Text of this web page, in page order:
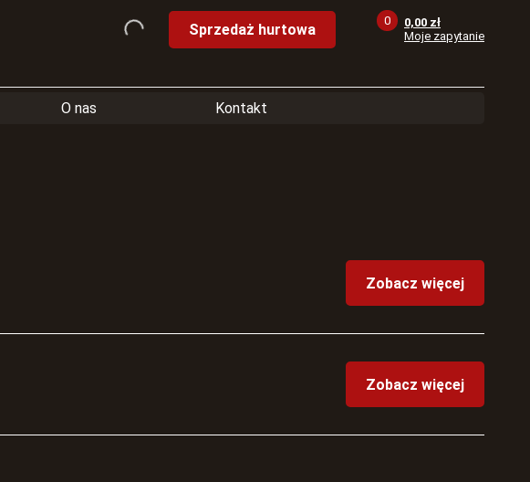
Sprzedaż hurtowa 0,00 zł
Moje zapytanie
0
O nas Kontakt
Zobacz więcej
Zobacz więcej